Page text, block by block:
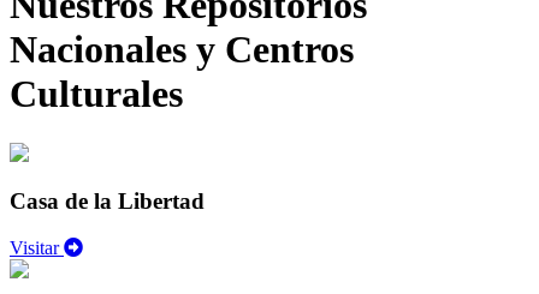
Nacionales y Centros
Culturales
Casa de la Libertad
Visitar